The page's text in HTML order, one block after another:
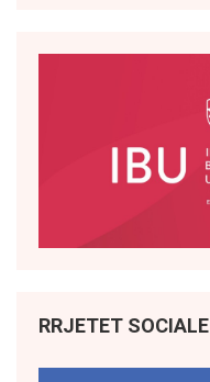
RRJETET SOCIALE